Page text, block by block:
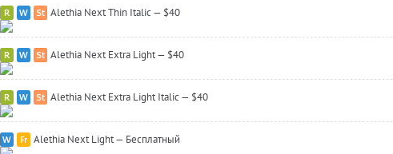
Alethia Next Thin Italic — $40
Alethia Next Extra Light — $40
Alethia Next Extra Light Italic — $40
Alethia Next Light — Бесплатный